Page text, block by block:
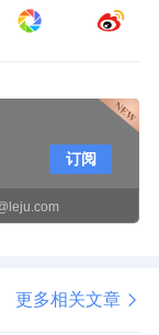
订阅
更多相关文章